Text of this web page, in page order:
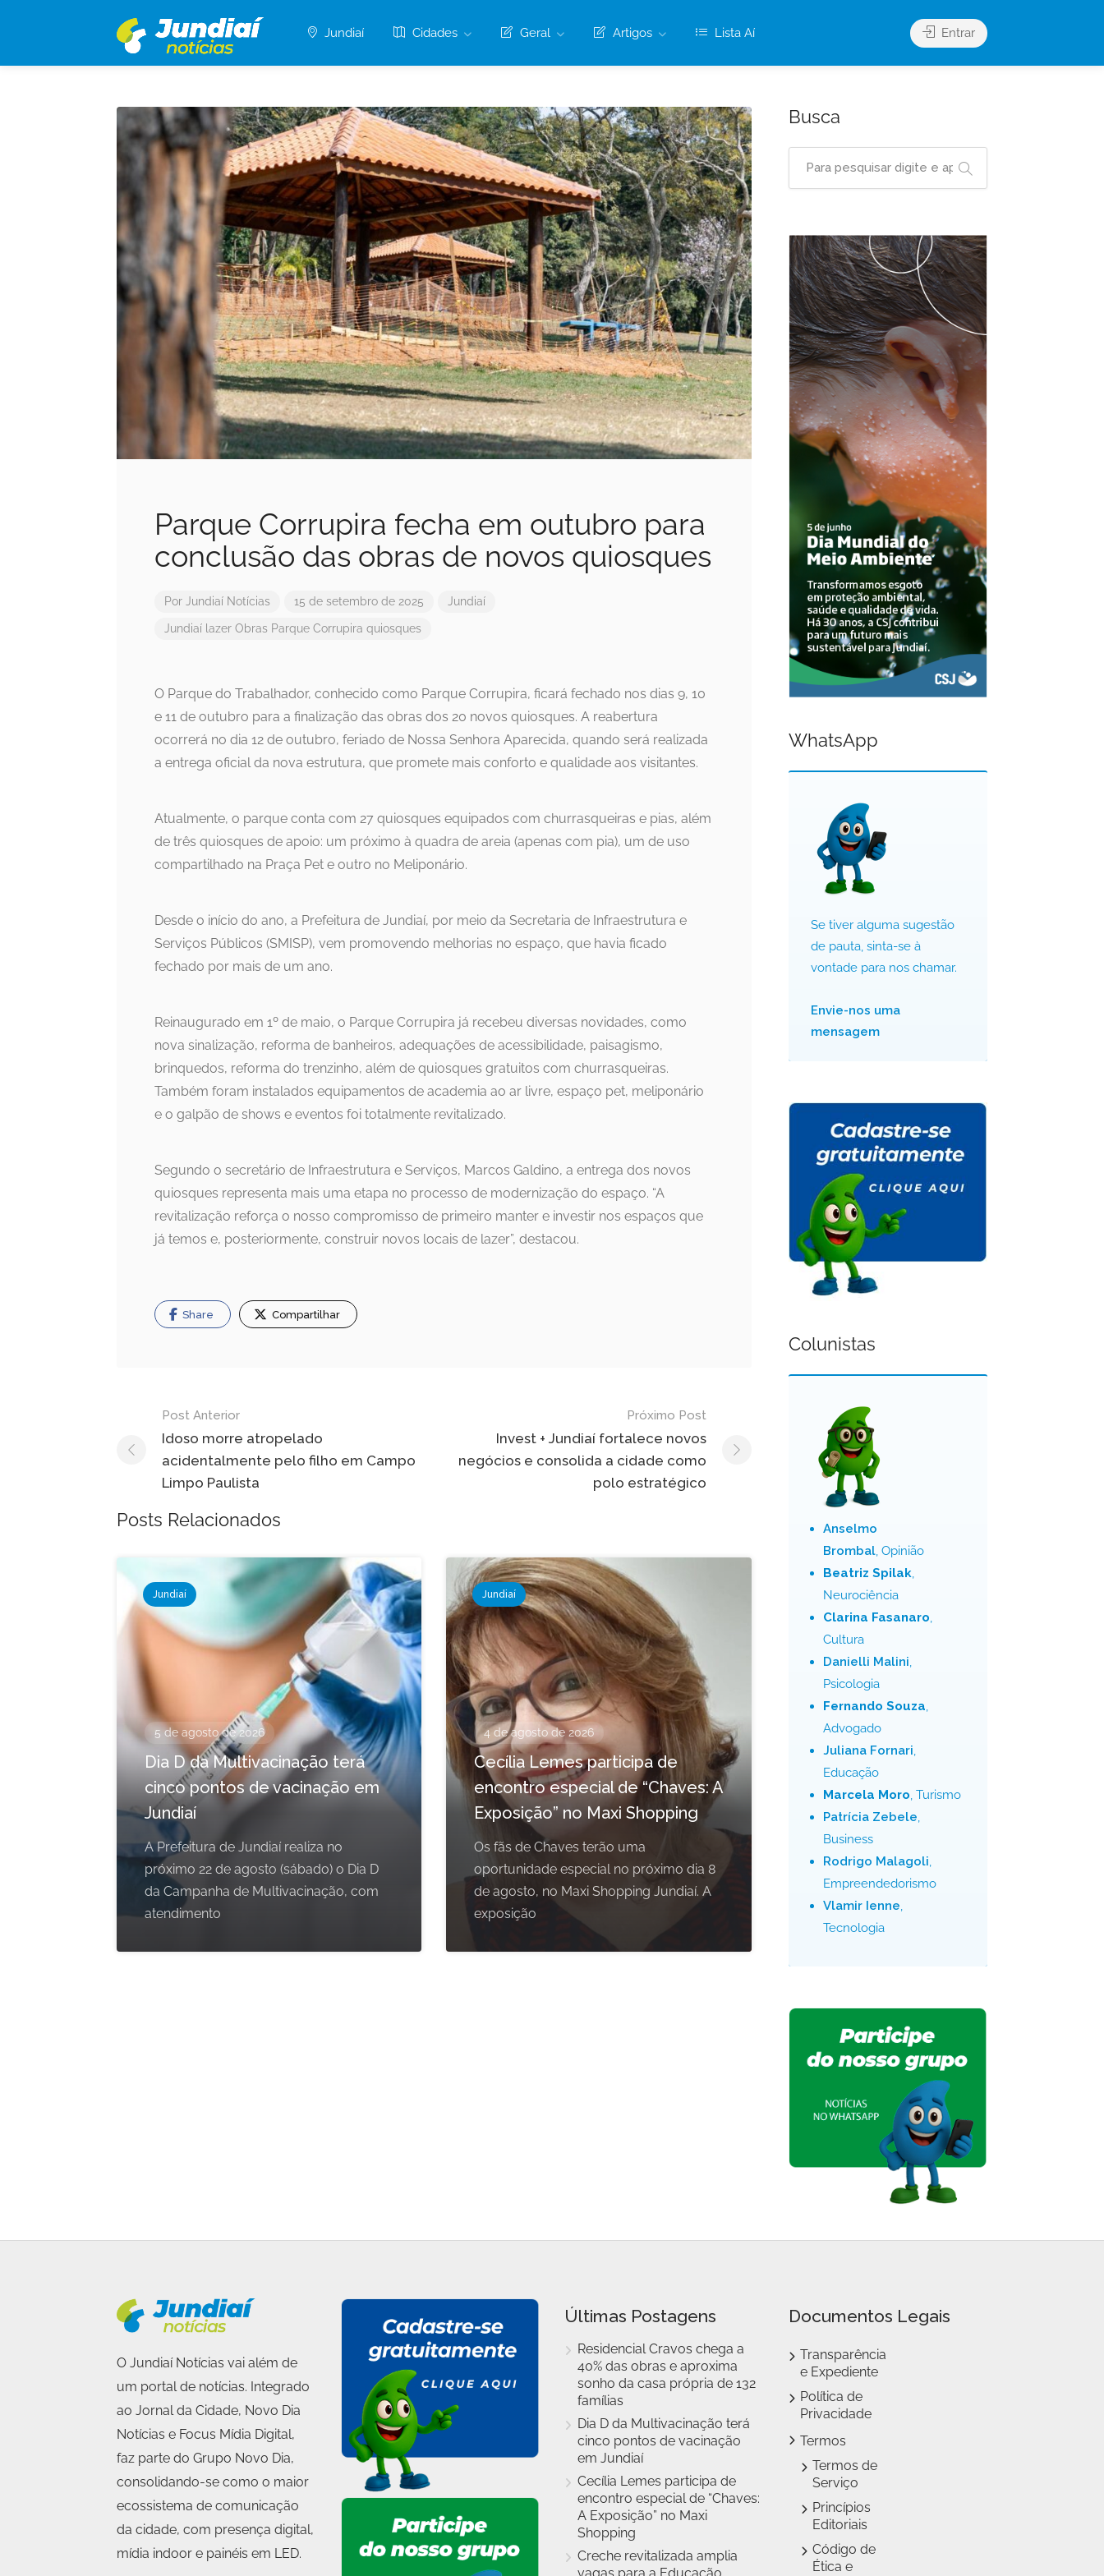
Jundiaí Cidades Geral Artigos Lista Aí Entrar
Parque Corrupira fecha em outubro para
conclusão das obras de novos quiosques
Por Jundiaí Notícias 15 de setembro de 2025 Jundiaí
Jundiaí lazer Obras Parque Corrupira quiosques
O Parque do Trabalhador, conhecido como Parque Corrupira, ficará fechado nos dias 9, 10
e 11 de outubro para a finalização das obras dos 20 novos quiosques. A reabertura
ocorrerá no dia 12 de outubro, feriado de Nossa Senhora Aparecida, quando será realizada
a entrega oficial da nova estrutura, que promete mais conforto e qualidade aos visitantes.
Atualmente, o parque conta com 27 quiosques equipados com churrasqueiras e pias, além
de três quiosques de apoio: um próximo à quadra de areia (apenas com pia), um de uso
compartilhado na Praça Pet e outro no Meliponário.
Desde o início do ano, a Prefeitura de Jundiaí, por meio da Secretaria de Infraestrutura e
Serviços Públicos (SMISP), vem promovendo melhorias no espaço, que havia ficado
fechado por mais de um ano.
Reinaugurado em 1º de maio, o Parque Corrupira já recebeu diversas novidades, como
nova sinalização, reforma de banheiros, adequações de acessibilidade, paisagismo,
brinquedos, reforma do trenzinho, além de quiosques gratuitos com churrasqueiras.
Também foram instalados equipamentos de academia ao ar livre, espaço pet, meliponário
e o galpão de shows e eventos foi totalmente revitalizado.
Segundo o secretário de Infraestrutura e Serviços, Marcos Galdino, a entrega dos novos
quiosques representa mais uma etapa no processo de modernização do espaço. “A
revitalização reforça o nosso compromisso de primeiro manter e investir nos espaços que
já temos e, posteriormente, construir novos locais de lazer”, destacou.
Share Compartilhar
Navegação
de
Post
Post Anterior
Idoso morre atropelado
acidentalmente pelo filho em Campo
Limpo Paulista
Próximo Post
Invest + Jundiaí fortalece novos
negócios e consolida a cidade como
polo estratégico
Posts Relacionados
Jundiaí
5 de agosto de 2026
Dia D da Multivacinação terá
cinco pontos de vacinação em
Jundiaí
A Prefeitura de Jundiaí realiza no
próximo 22 de agosto (sábado) o Dia D
da Campanha de Multivacinação, com
atendimento
Jundiaí
4 de agosto de 2026
Cecília Lemes participa de
encontro especial de “Chaves: A
Exposição” no Maxi Shopping
Os fãs de Chaves terão uma
oportunidade especial no próximo dia 8
de agosto, no Maxi Shopping Jundiaí. A
exposição
Busca
WhatsApp
Se tiver alguma sugestão
de pauta, sinta-se à
vontade para nos chamar.
Envie-nos uma
mensagem
Colunistas
Anselmo
Brombal, Opinião
Beatriz Spilak,
Neurociência
Clarina Fasanaro,
Cultura
Danielli Malini,
Psicologia
Fernando Souza,
Advogado
Juliana Fornari,
Educação
Marcela Moro, Turismo
Patrícia Zebele,
Business
Rodrigo Malagoli,
Empreendedorismo
Vlamir Ienne,
Tecnologia
O Jundiaí Notícias vai além de
um portal de notícias. Integrado
ao Jornal da Cidade, Novo Dia
Notícias e Focus Mídia Digital,
faz parte do Grupo Novo Dia,
consolidando-se como o maior
ecossistema de comunicação
da cidade, com presença digital,
mídia indoor e painéis em LED.
Últimas Postagens
Residencial Cravos chega a
40% das obras e aproxima
sonho da casa própria de 132
famílias
Dia D da Multivacinação terá
cinco pontos de vacinação
em Jundiaí
Cecília Lemes participa de
encontro especial de “Chaves:
A Exposição” no Maxi
Shopping
Creche revitalizada amplia
Documentos Legais
Transparência
e Expediente
Política de
Privacidade
Termos
Termos de
Serviço
Princípios
Editoriais
Código de
Ética e